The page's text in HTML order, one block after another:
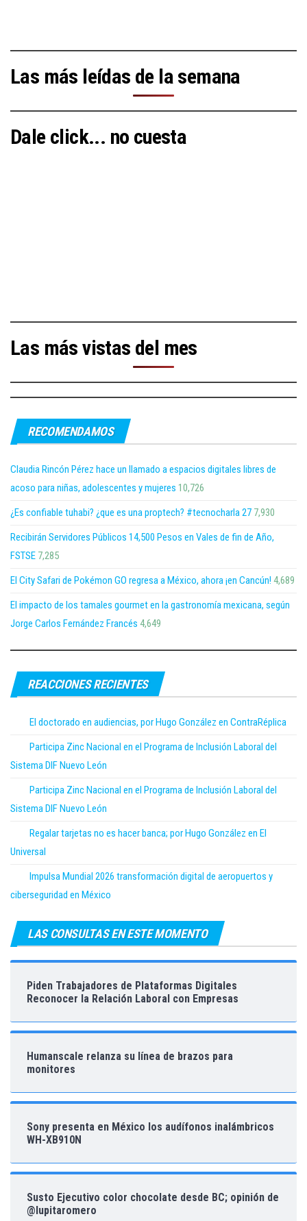
Las más leídas de la semana
Dale click... no cuesta
Las más vistas del mes
RECOMENDAMOS
Claudia Rincón Pérez hace un llamado a espacios digitales libres de
acoso para niñas, adolescentes y mujeres 10,726
¿Es confiable tuhabi? ¿que es una proptech? #tecnocharla 27 7,930
Recibirán Servidores Públicos 14,500 Pesos en Vales de fin de Año,
FSTSE 7,285
El City Safari de Pokémon GO regresa a México, ahora ¡en Cancún! 4,689
El impacto de los tamales gourmet en la gastronomía mexicana, según
Jorge Carlos Fernández Francés 4,649
REACCIONES RECIENTES
El doctorado en audiencias, por Hugo González en ContraRéplica
Participa Zinc Nacional en el Programa de Inclusión Laboral del
Sistema DIF Nuevo León
Participa Zinc Nacional en el Programa de Inclusión Laboral del
Sistema DIF Nuevo León
Regalar tarjetas no es hacer banca; por Hugo González en El
Universal
Impulsa Mundial 2026 transformación digital de aeropuertos y
ciberseguridad en México
LAS CONSULTAS EN ESTE MOMENTO
Piden Trabajadores de Plataformas Digitales
Reconocer la Relación Laboral con Empresas
Humanscale relanza su línea de brazos para
monitores
Sony presenta en México los audífonos inalámbricos
WH-XB910N
Susto Ejecutivo color chocolate desde BC; opinión de
@lupitaromero